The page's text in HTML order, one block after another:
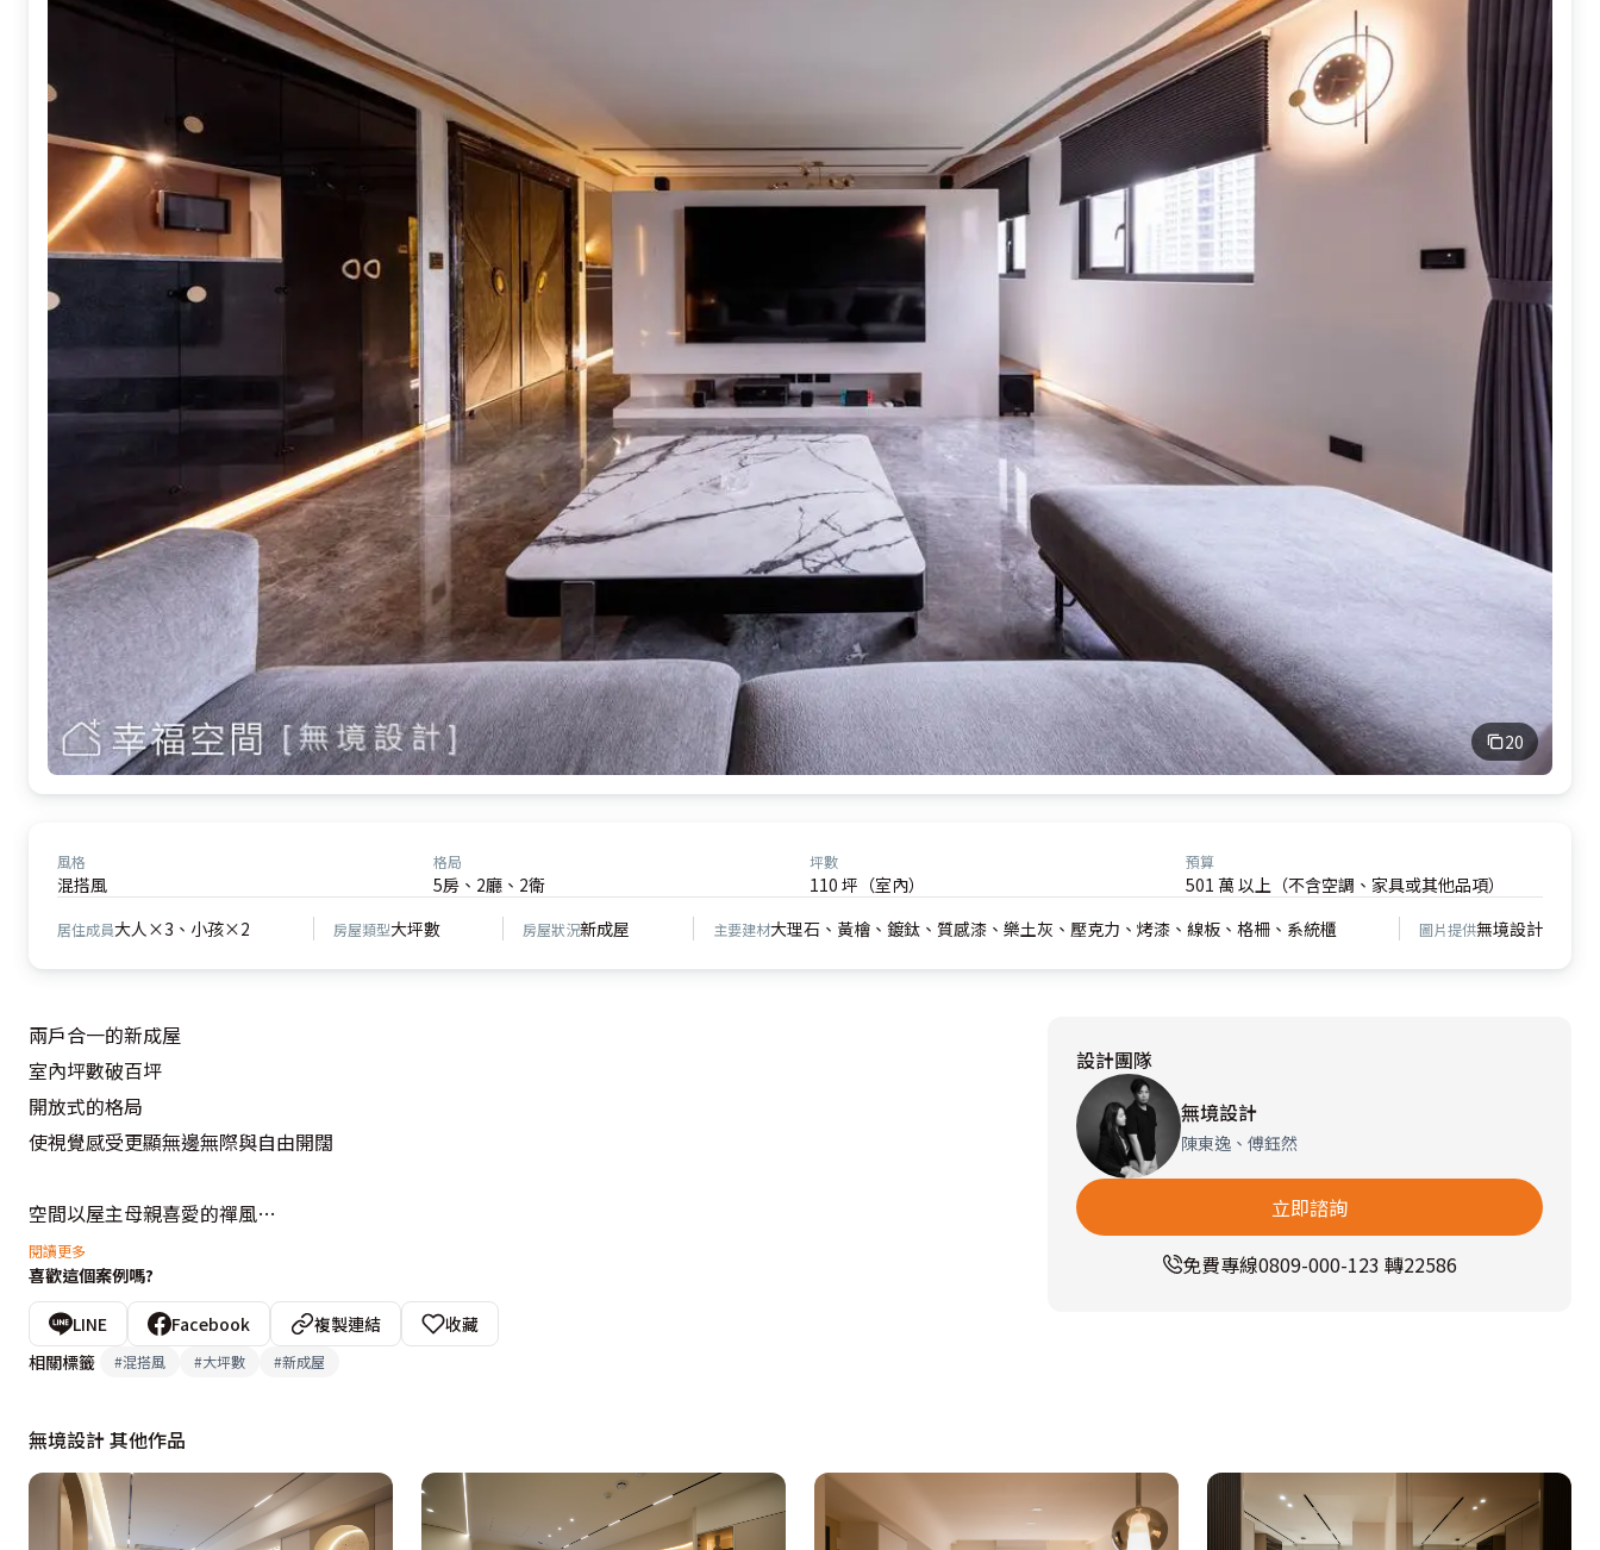
20
風格
混搭風
格局
5房、2廳、2衛
坪數
110 坪（室內）
預算
501 萬 以上（不含空調、家具或其他品項）
居住成員大人×3、小孩×2 房屋類型大坪數 房屋狀況新成屋 主要建材大理石、黃檜、鍍鈦、質感漆、樂土灰、壓克力、烤漆、線板、格柵、系統櫃 圖片提供無境設計
兩戶合一的新成屋
室內坪數破百坪
開放式的格局
使視覺感受更顯無邊無際與自由開闊
空間以屋主母親喜愛的禪風
與屋主熱愛的現代古典混搭
而客廳沙發背牆全手工打造的福字櫃
亦呈現對於父親的思念
不同風格的交融
舊的融合，是過去的回憶
這是一個充滿希望的空間
閱讀更多
喜歡這個案例嗎?
LINE Facebook 複製連結
收藏
相關標籤
#混搭風 #大坪數 #新成屋
設計團隊
無境設計
陳東逸、傅鈺然
立即諮詢
免費專線0809-000-123 轉22586
無境設計 其他作品